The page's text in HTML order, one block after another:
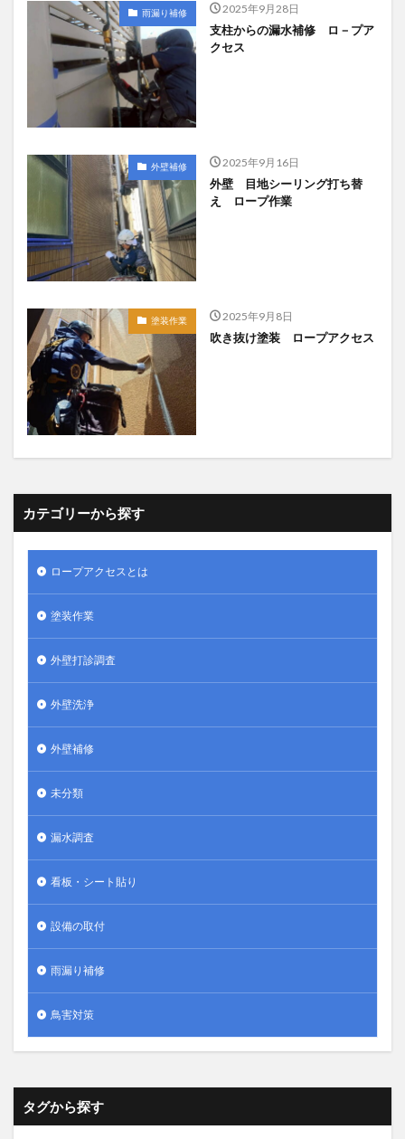
雨漏り補修 2025年9月28日
支柱からの漏水補修 ロ－プア
クセス
外壁補修 2025年9月16日
外壁 目地シーリング打ち替
え ロープ作業
塗装作業 2025年9月8日
吹き抜け塗装 ロープアクセス
カテゴリーから探す
ロープアクセスとは
塗装作業
外壁打診調査
外壁洗浄
外壁補修
未分類
漏水調査
看板・シート貼り
設備の取付
雨漏り補修
鳥害対策
タグから探す